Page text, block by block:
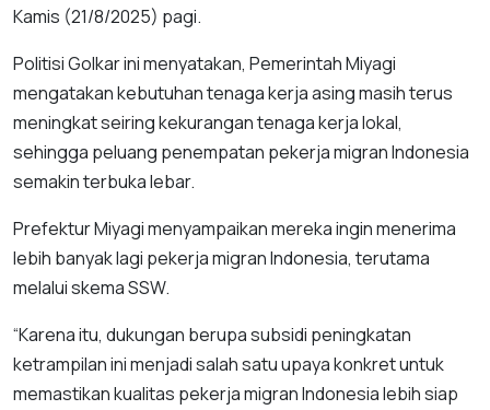
Kamis (21/8/2025) pagi.
Politisi Golkar ini menyatakan, Pemerintah Miyagi
mengatakan kebutuhan tenaga kerja asing masih terus
meningkat seiring kekurangan tenaga kerja lokal,
sehingga peluang penempatan pekerja migran Indonesia
semakin terbuka lebar.
Prefektur Miyagi menyampaikan mereka ingin menerima
lebih banyak lagi pekerja migran Indonesia, terutama
melalui skema SSW.
“Karena itu, dukungan berupa subsidi peningkatan
ketrampilan ini menjadi salah satu upaya konkret untuk
memastikan kualitas pekerja migran Indonesia lebih siap